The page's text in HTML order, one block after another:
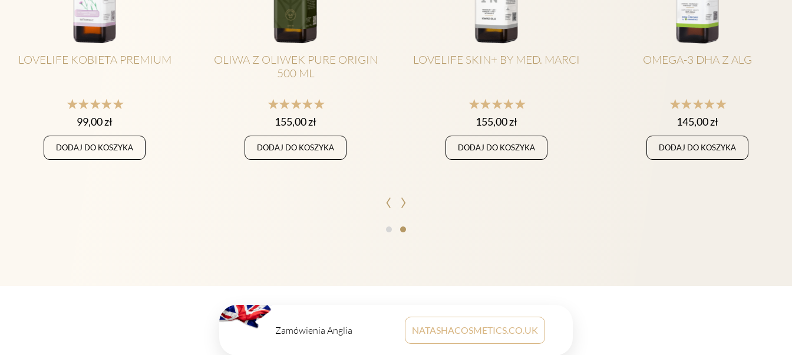
LOVELIFE KOBIETA PREMIUM
★★★★★
99,00zł
DODAJ DO KOSZYKA
OLIWA Z OLIWEK PURE ORIGIN
500 ML
★★★★★
155,00zł
DODAJ DO KOSZYKA
LOVELIFE SKIN+ BY MED. MARCI
★★★★★
155,00zł
DODAJ DO KOSZYKA
OMEGA-3 DHA Z ALG
★★★★★
145,00zł
DODAJ DO KOSZYKA
‹ ›
Zamówienia Anglia NATASHACOSMETICS.CO.UK